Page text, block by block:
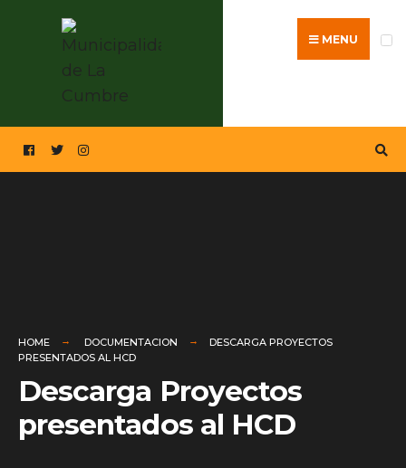
MENU
HOME DOCUMENTACION
DESCARGA PROYECTOS
PRESENTADOS AL HCD
Descarga Proyectos
presentados al HCD